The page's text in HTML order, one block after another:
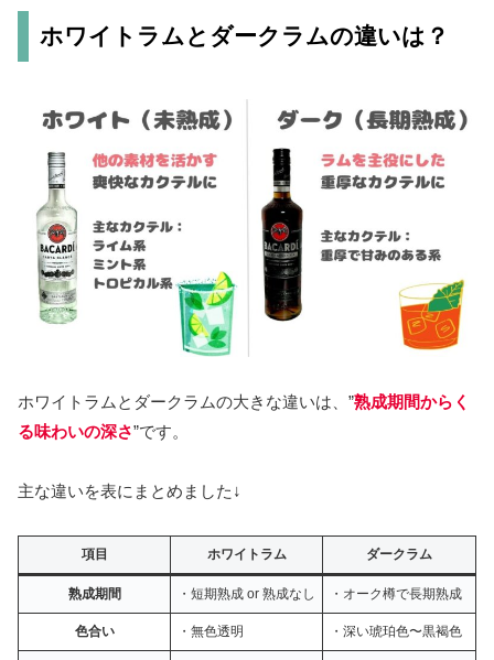
ホワイトラムとダークラムの違いは？
ホワイトラムとダークラムの大きな違いは、”熟成期間からく
る味わいの深さ”です。
主な違いを表にまとめました↓
項目 ホワイトラム ダークラム
熟成期間 ・短期熟成 or 熟成なし ・オーク樽で長期熟成
色合い ・無色透明 ・深い琥珀色〜黒褐色